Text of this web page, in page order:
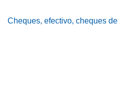
Cheques, efectivo, cheques